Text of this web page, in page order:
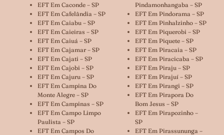
EFT Em Caconde – SP
EFT Em Cafelândia – SP
EFT Em Caiabu – SP
EFT Em Caieiras – SP
EFT Em Caiuá – SP
EFT Em Cajamar – SP
EFT Em Cajati – SP
EFT Em Cajobi – SP
EFT Em Cajuru – SP
EFT Em Campina Do
Monte Alegre – SP
EFT Em Campinas – SP
EFT Em Campo Limpo
Paulista – SP
EFT Em Campos Do
Pindamonhangaba – SP
EFT Em Pindorama – SP
EFT Em Pinhalzinho – SP
EFT Em Piquerobi – SP
EFT Em Piquete – SP
EFT Em Piracaia – SP
EFT Em Piracicaba – SP
EFT Em Piraju – SP
EFT Em Pirajuí – SP
EFT Em Pirangi – SP
EFT Em Pirapora Do
Bom Jesus – SP
EFT Em Pirapozinho –
SP
EFT Em Pirassununga –